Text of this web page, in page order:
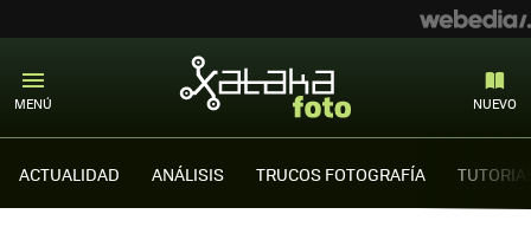
MENÚ NUEVO
ACTUALIDAD ANÁLISIS TRUCOS FOTOGRAFÍA